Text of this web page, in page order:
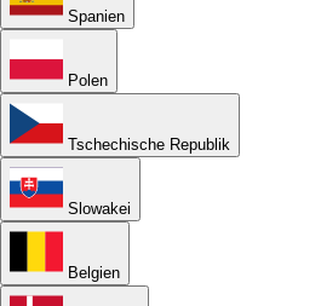
Spanien
Polen
Tschechische Republik
Slowakei
Belgien